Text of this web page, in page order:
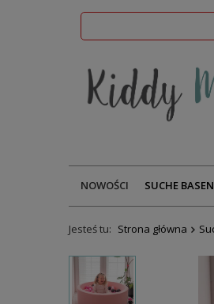
NOWOŚCI SUCHE
Jesteś tu: Strona główna